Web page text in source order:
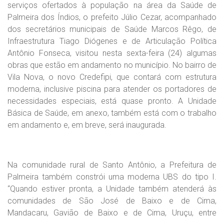
serviços ofertados à população na área da Saúde de
Palmeira dos Índios, o prefeito Júlio Cezar, acompanhado
dos secretários municipais de Saúde Marcos Rêgo, de
Infraestrutura Tiago Diógenes e de Articulação Política
Antônio Fonseca, visitou nesta sexta-feira (24) algumas
obras que estão em andamento no município. No bairro de
Vila Nova, o novo Credefipi, que contará com estrutura
moderna, inclusive piscina para atender os portadores de
necessidades especiais, está quase pronto. A Unidade
Básica de Saúde, em anexo, também está com o trabalho
em andamento e, em breve, será inaugurada.
Na comunidade rural de Santo Antônio, a Prefeitura de
Palmeira também constrói uma moderna UBS do tipo I.
“Quando estiver pronta, a Unidade também atenderá às
comunidades de São José de Baixo e de Cima,
Mandacaru, Gavião de Baixo e de Cima, Uruçu, entre